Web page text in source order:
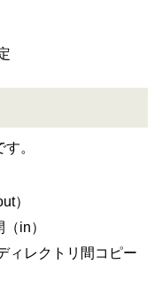
。
）
in）
ィレクトリ間コピー